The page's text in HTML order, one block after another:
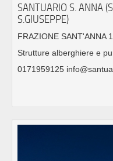
SANTUARIO S. ANNA
S.GIUSEPPE)
FRAZIONE SANT'ANNA
Strutture alberghiere e
0171959125